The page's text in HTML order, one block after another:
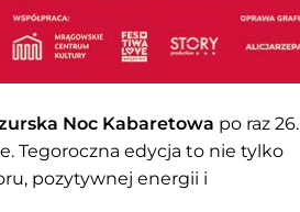
Noc Kabaretowa po raz 26.
Tegoroczna edycja to nie tylko
pozytywnej energii i